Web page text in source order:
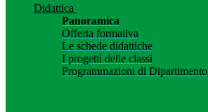
Didattica
Panoramica
Offerta formativa
Le schede didattiche
I progetti delle classi
Programmazioni di Dipartimento